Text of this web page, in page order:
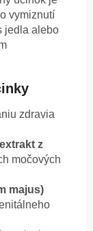
vymiznutí
jedla alebo
zdravia
z
močových
majus)